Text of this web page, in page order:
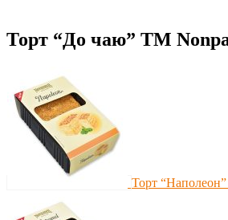
Торт “До чаю” ТМ
Торт